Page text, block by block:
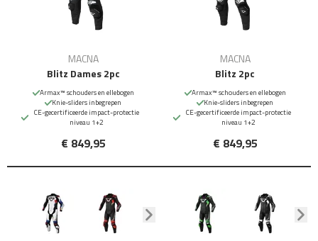
MACNA
Blitz Dames 2pc
Armax™ schouders en ellebogen
Knie-sliders inbegrepen
CE-gecertificeerde impact-protectie
niveau 1+2
€ 849,95
MACNA
Blitz 2pc
Armax™ schouders en ellebogen
Knie-sliders inbegrepen
CE-gecertificeerde impact-protectie
niveau 1+2
€ 849,95